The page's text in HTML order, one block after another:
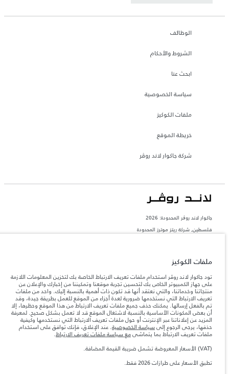
الوظائف
الشروط والأحكام
ابحث عنا
سياسة الخصوصية
ملفات الكوكيز
خريطة الموقع
شركة جاكوار لاند روڤر
جاكوار لاند روڨر المحدودة: 2026
فلسطين, شركة ريتز موترز المحدودة
والحمولة.
المعلومات والمواصفات والأسعار والألوان المذكورة على هذا الموقع قد تختلف من بلد إلى
آخر، كما أنّها قد تتغير بدون إشعار مسبق. الرجاء التواصل مع وكيلنا المحلي للتأكد من توفّرها
والتحقق من الأسعار.
ملاحظة مهمة حول الصور والمواصفات. إن النقص العالمي في أشباه الموصلات يؤثر حاليًا
في مواصفات تصميم السيارات وتوفر الخيارات وتوقيتات التصاميم. هذا ظرف ديناميكي
للغاية، ونتيجة لذلك، قد لا تمثّل الصور المستخدَمة ضمن موقع الويب حاليًا المواصفات الحالية
بالكامل بالنسبة إلى الميزات والخيارات والحلية ومجموعات الألوان. يرجى استشارة وكيلك الذي
سيتمكّن من تأكيد أي تقييدات حالية معك للسماح لك باتخاذ قرار مدروس
الأرقام المقدمة هي نتيجة لاختبارات المصنع الرسمية وفقاً لتشريعات الاتحاد الأوروبي. قد
الأرقام بغرض المقارنة فحسب.‎‎‎
ملفات الكوكيز
تود جاكوار لاند روڤر استخدام ملفات تعريف الارتباط الخاصة بك لتخزين المعلومات اللازمة
على جهاز الكمبيوتر الخاص بك لتحسين تجربة موقعنا وتمكيننا من إخبارك والإعلان عن
منتجاتنا وخدماتنا، والتي نعتقد أنها قد تكون ذات أهمية بالنسبة إليك. واحد من ملفات
تعريف الارتباط التي نستخدمها ضرورية لعدة أجزاء من الموقع للعمل بطريقة جيدة، وقد
تم بالفعل إرسالها. يمكنك حذف جميع ملفات تعريف الارتباط من هذا الموقع وحظرها، إلا
أن بعض المكونات الأساسية بالنسبة لاشتغال الموقع قد لا تعمل بشكل صحيح. لمعرفة
المزيد عن إعلاناتنا عبر الإنترنت أو حول ملفات تعريف الارتباط التي نستخدمها وكيفية
حذفها، يرجى الرجوع إلى سياسة الخصوصية. عند الإغلاق، فإنك توافق على استخدام
ملفات تعريف الارتباط بما يتماشىمع سياسة ملفات تعريف الارتباط.
(VAT) الأسعار المعروضة تشمل ضريبة القيمة المضافة.
تطبق الأسعار على طرازات 2026 فقط.